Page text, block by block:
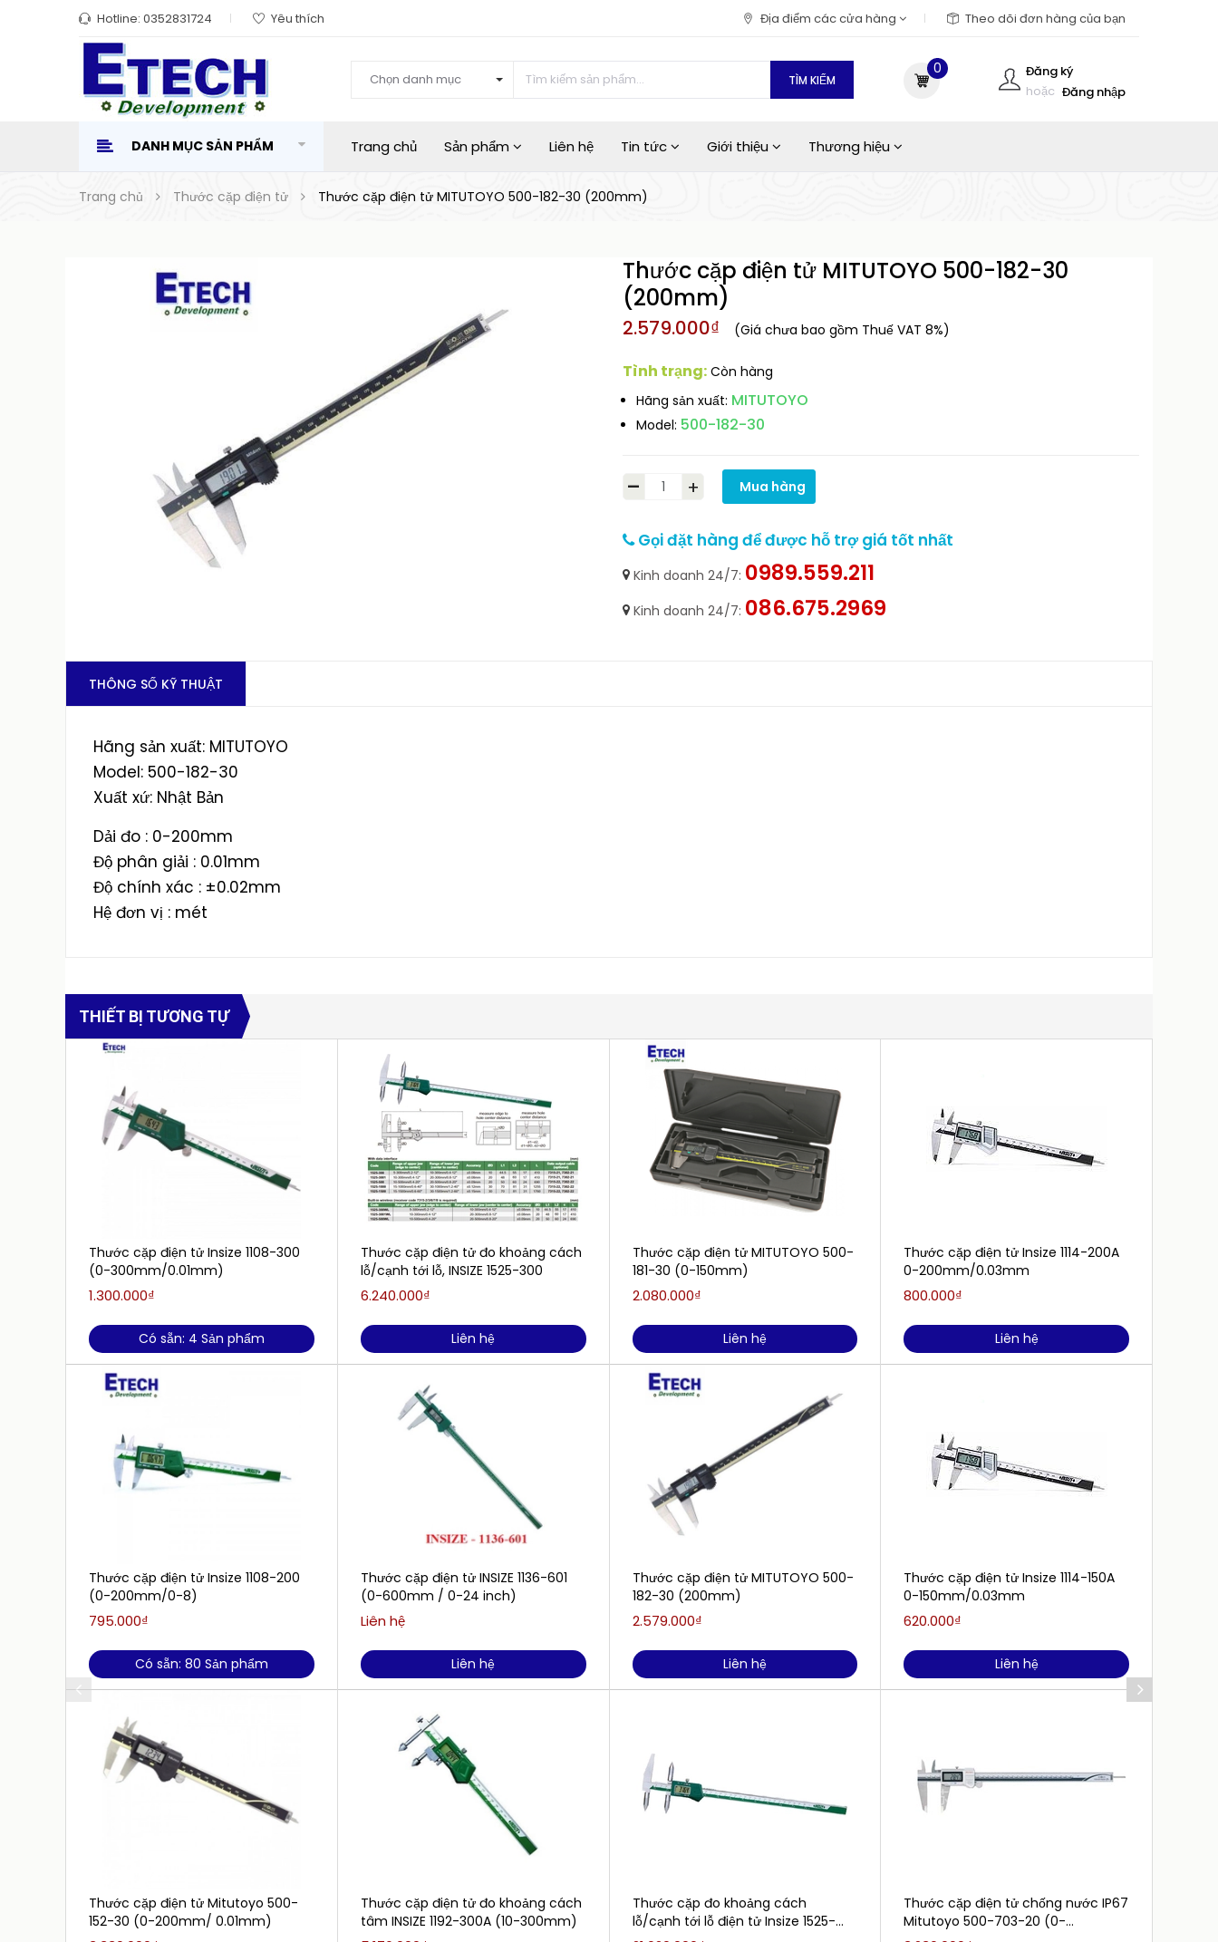
Hotline: 0352831724 Yêu thích Địa điểm các cửa hàng Theo dõi đơn hàng của bạn
Chọn danh mục TÌM KIẾM
Đăng ký
hoặc Đăng nhập
0
DANH MỤC SẢN PHẨM Trang chủ Sản phẩm Liên hệ Tin tức Giới thiệu Thương hiệu
Trang chủ Thước cặp điện tử Thước cặp điện tử MITUTOYO 500-182-30 (200mm)
Thước cặp điện tử MITUTOYO 500-182-30
(200mm)
2.579.000₫ (Giá chưa bao gồm Thuế VAT 8%)
Tình trạng: Còn hàng
Hãng sản xuất: MITUTOYO
Model: 500-182-30
- + Mua hàng
Gọi đặt hàng để được hỗ trợ giá tốt nhất
Kinh doanh 24/7: 0989.559.211
Kinh doanh 24/7: 086.675.2969
THÔNG SỐ KỸ THUẬT
Hãng sản xuất: MITUTOYO
Model: 500-182-30
Xuất xứ: Nhật Bản
Dải đo : 0-200mm
Độ phân giải : 0.01mm
Độ chính xác : ±0.02mm
Hệ đơn vị : mét
THIẾT BỊ TƯƠNG TỰ
Thước cặp điện tử Insize 1108-300
(0-300mm/0.01mm)
1.300.000₫
Có sẵn: 4 Sản phẩm
Thước cặp điện tử Insize 1108-200
(0-200mm/0-8)
795.000₫
Có sẵn: 80 Sản phẩm
Thước cặp điện tử Mitutoyo 500-
152-30 (0-200mm/ 0.01mm)
Thước cặp điện tử đo khoảng cách
lỗ/cạnh tới lỗ, INSIZE 1525-300
6.240.000₫
Liên hệ
Thước cặp điện tử INSIZE 1136-601
(0-600mm / 0-24 inch)
Liên hệ
Liên hệ
Thước cặp điện tử đo khoảng cách
tâm INSIZE 1192-300A (10-300mm)
Thước cặp điện tử MITUTOYO 500-
181-30 (0-150mm)
2.080.000₫
Liên hệ
Thước cặp điện tử MITUTOYO 500-
182-30 (200mm)
2.579.000₫
Liên hệ
Thước cặp đo khoảng cách
lỗ/cạnh tới lỗ điện tử Insize 1525-
Thước cặp điện tử Insize 1114-200A
0-200mm/0.03mm
800.000₫
Liên hệ
Thước cặp điện tử Insize 1114-150A
0-150mm/0.03mm
620.000₫
Liên hệ
Thước cặp điện tử chống nước IP67
Mitutoyo 500-703-20 (0-